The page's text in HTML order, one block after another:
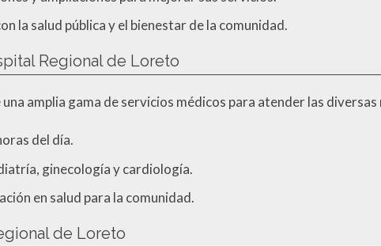
la salud pública y el bienestar de la comunidad.
Regional de Loreto
amplia gama de servicios médicos para atender las diversas
del día.
ginecología y cardiología.
en salud para la comunidad.
de Loreto